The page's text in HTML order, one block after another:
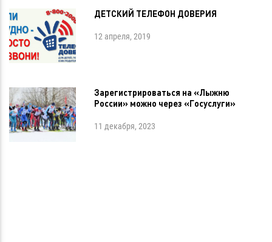
ДЕТСКИЙ ТЕЛЕФОН ДОВЕРИЯ
12 апреля, 2019
Зарегистрироваться на «Лыжню
России» можно через «Госуслуги»
11 декабря, 2023